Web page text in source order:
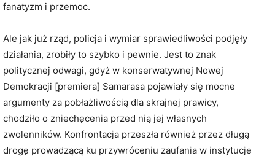
fanatyzm i przemoc.
Ale jak już rząd, policja i wymiar sprawiedliwości podjęły
działania, zrobiły to szybko i pewnie. Jest to znak
politycznej odwagi, gdyż w konserwatywnej Nowej
Demokracji [premiera] Samarasa pojawiały się mocne
argumenty za pobłażliwością dla skrajnej prawicy,
chodziło o zniechęcenia przed nią jej własnych
zwolenników. Konfrontacja przeszła również przez długą
drogę prowadzącą ku przywróceniu zaufania w instytucje